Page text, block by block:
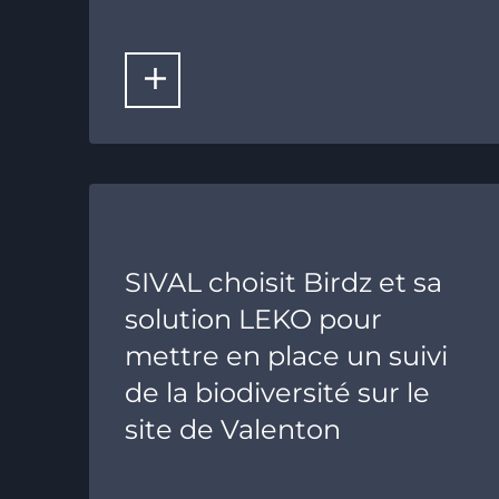
LIRE LA SUITE
SIVAL choisit Birdz et sa
solution LEKO pour
mettre en place un suivi
de la biodiversité sur le
site de Valenton